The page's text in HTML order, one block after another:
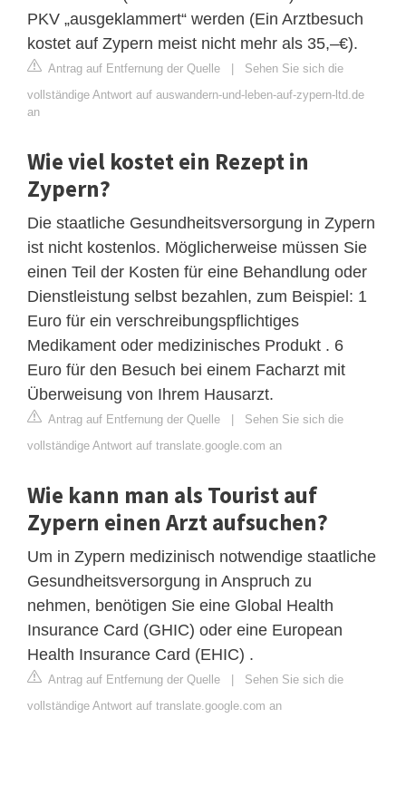
PKV „ausgeklammert“ werden (Ein Arztbesuch
kostet auf Zypern meist nicht mehr als 35,–€).
Antrag auf Entfernung der Quelle | Sehen Sie sich die
vollständige Antwort auf auswandern-und-leben-auf-zypern-ltd.de
an
Wie viel kostet ein Rezept in
Zypern?
Die staatliche Gesundheitsversorgung in Zypern
ist nicht kostenlos. Möglicherweise müssen Sie
einen Teil der Kosten für eine Behandlung oder
Dienstleistung selbst bezahlen, zum Beispiel: 1
Euro für ein verschreibungspflichtiges
Medikament oder medizinisches Produkt . 6
Euro für den Besuch bei einem Facharzt mit
Überweisung von Ihrem Hausarzt.
Antrag auf Entfernung der Quelle | Sehen Sie sich die
vollständige Antwort auf translate.google.com an
Wie kann man als Tourist auf
Zypern einen Arzt aufsuchen?
Um in Zypern medizinisch notwendige staatliche
Gesundheitsversorgung in Anspruch zu
nehmen, benötigen Sie eine Global Health
Insurance Card (GHIC) oder eine European
Health Insurance Card (EHIC) .
Antrag auf Entfernung der Quelle | Sehen Sie sich die
vollständige Antwort auf translate.google.com an